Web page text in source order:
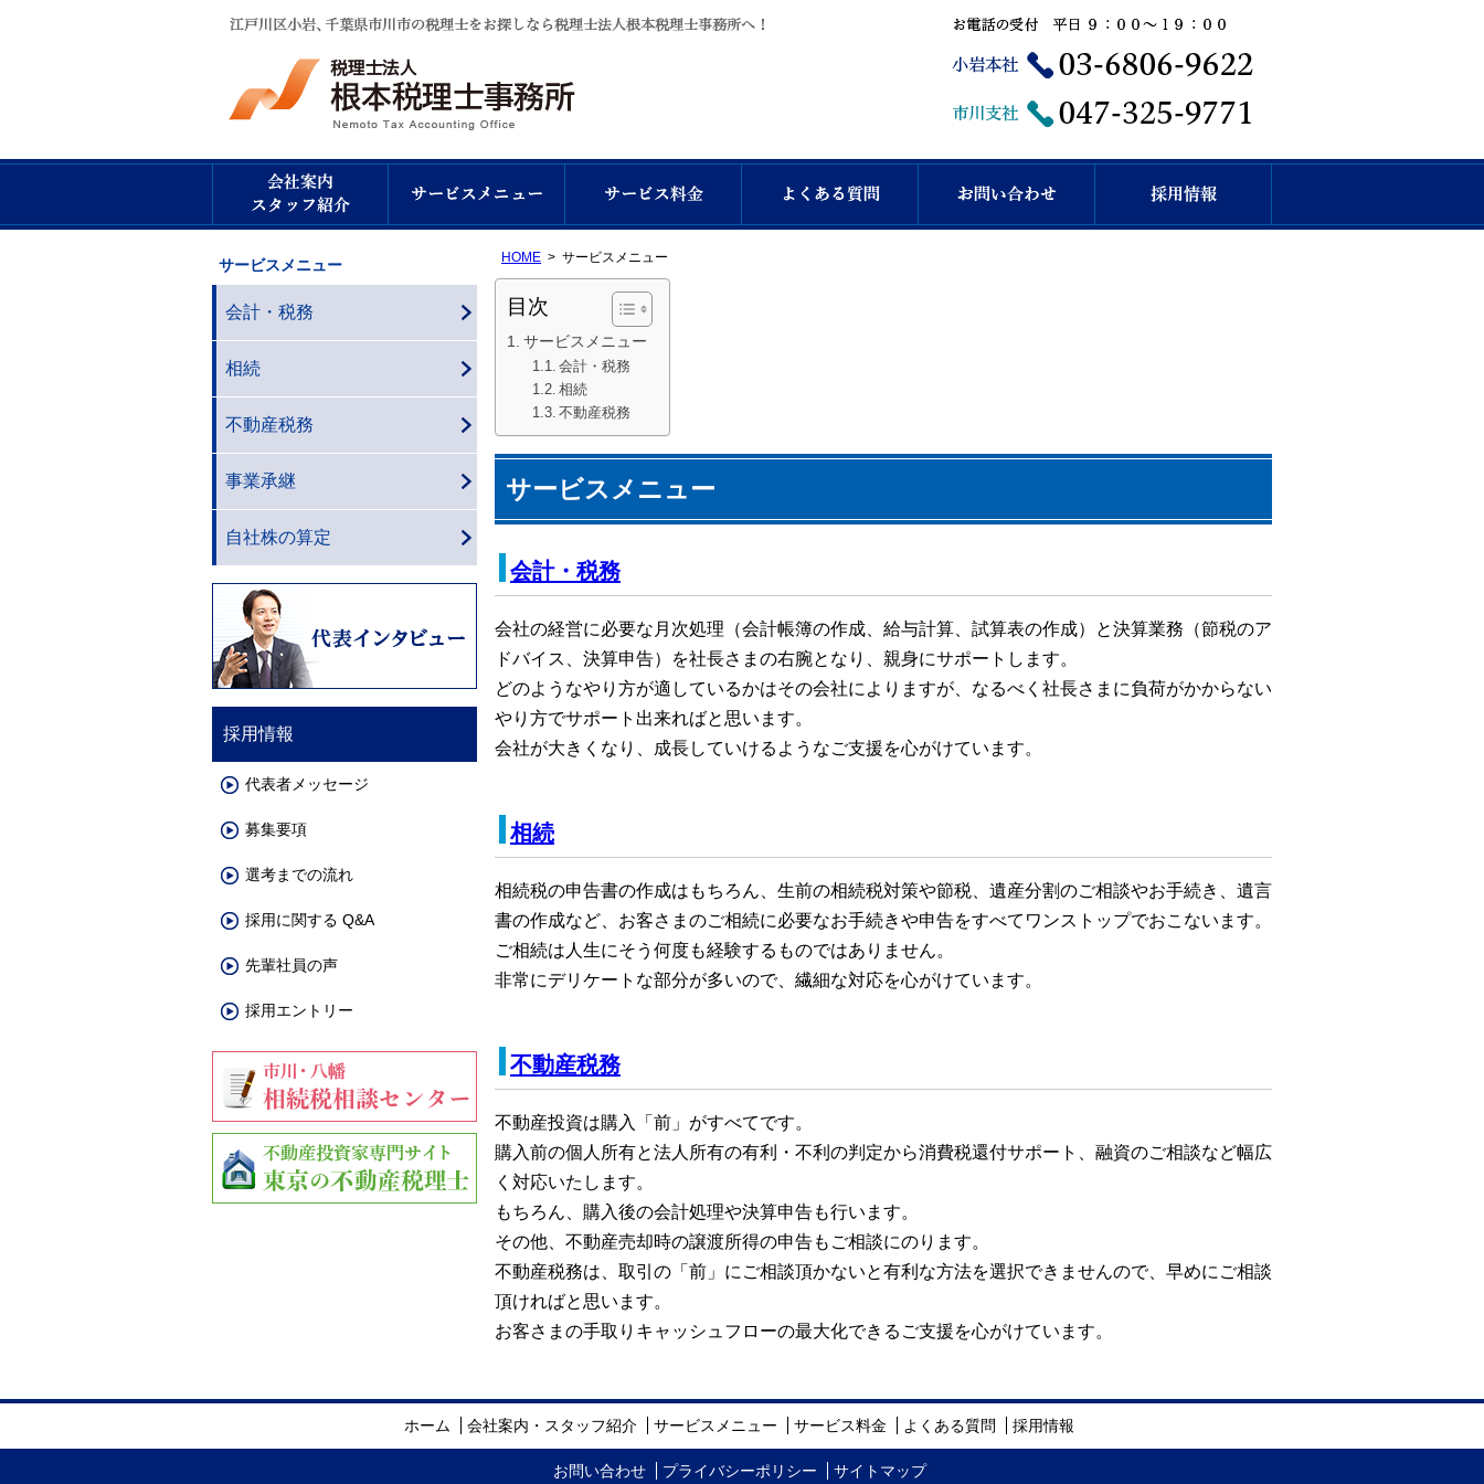
江戸川区の税理士なら地元密着の税理士法人根本税理士事務所
江戸川区小岩、千葉県市川市の税理士をお探しなら税理士法人根本税理士事務所へ！
HOME サービスメニュー
目次
サービスメニュー
会計・税務
相続
不動産税務
サービスメニュー
会計・税務
会社の経営に必要な月次処理（会計帳簿の作成、給与計算、試算表の作成）と決算業務（節税のア
ドバイス、決算申告）を社長さまの右腕となり、親身にサポートします。
どのようなやり方が適しているかはその会社によりますが、なるべく社長さまに負荷がかからない
やり方でサポート出来ればと思います。
会社が大きくなり、成長していけるようなご支援を心がけています。
相続
相続税の申告書の作成はもちろん、生前の相続税対策や節税、遺産分割のご相談やお手続き、遺言
書の作成など、お客さまのご相続に必要なお手続きや申告をすべてワンストップでおこないます。
ご相続は人生にそう何度も経験するものではありません。
非常にデリケートな部分が多いので、繊細な対応を心がけています。
不動産税務
不動産投資は購入「前」がすべてです。
購入前の個人所有と法人所有の有利・不利の判定から消費税還付サポート、融資のご相談など幅広
く対応いたします。
もちろん、購入後の会計処理や決算申告も行います。
その他、不動産売却時の譲渡所得の申告もご相談にのります。
不動産税務は、取引の「前」にご相談頂かないと有利な方法を選択できませんので、早めにご相談
頂ければと思います。
お客さまの手取りキャッシュフローの最大化できるご支援を心がけています。
サービスメニュー
会計・税務
相続
不動産税務
事業承継
自社株の算定
採用情報
代表者メッセージ
募集要項
選考までの流れ
採用に関する Q&A
先輩社員の声
採用エントリー
ホーム 会社案内・スタッフ紹介 サービスメニュー サービス料金 よくある質問 採用情報
お問い合わせ プライバシーポリシー サイトマップ